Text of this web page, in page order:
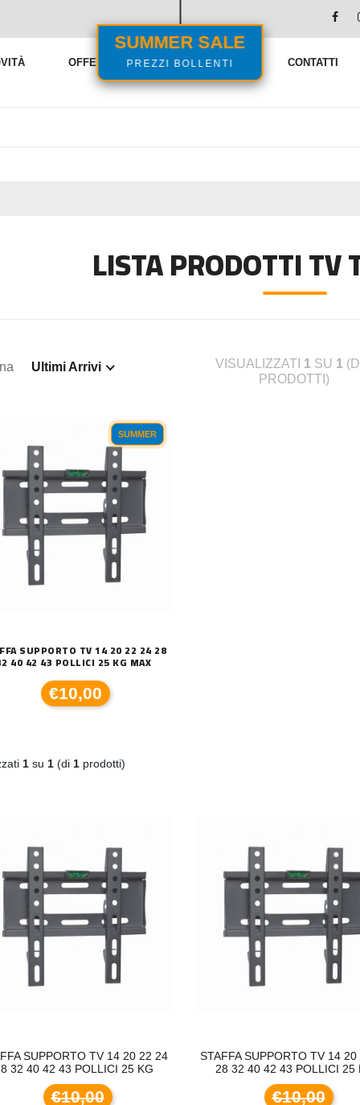
SUMMER SALE
PREZZI BOLLENTI
OFFERTE VENDITE FLASH CONTATTI
COMPATIBILE BROTHER
LISTA PRODOTTI TV
Ultimi Arrivi VISUALIZZATI 1 SU 1
PRODOTTI)
SUMMER
SUPPORTO TV 14 20 22 24 28
40 42 43 POLLICI 25 KG MAX
€10,00
1 su 1 (di 1 prodotti)
SUPPORTO TV 14 20 22 24
32 40 42 43 POLLICI 25 KG
€10,00
STAFFA SUPPORTO TV 14
28 32 40 42 43 POLLICI 25
€10,00